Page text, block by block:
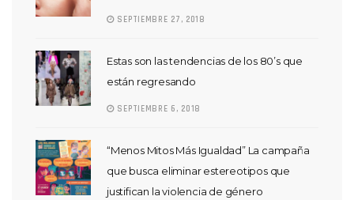
SEPTIEMBRE 27, 2018
Estas son las tendencias de los 80’s que
están regresando
SEPTIEMBRE 6, 2018
“Menos Mitos Más Igualdad” La campaña
que busca eliminar estereotipos que
justifican la violencia de género